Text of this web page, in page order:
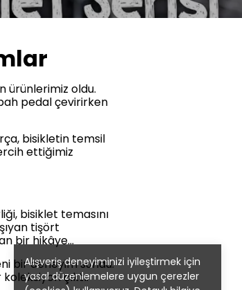
Alışveriş deneyiminizi iyileştirmek için
yasal düzenlemelere uygun çerezler
ürünlerimiz oldu.
pedal çevirirken
bisikletin temsil
ettiğimiz
bisiklet temasını
tişört
bir hikâye…
bir deneyim sundu.
çıktı.